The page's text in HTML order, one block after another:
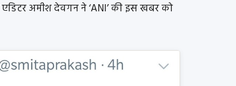
एडिटर अमीश देवगन ने ‘ANI’ की इस खबर को